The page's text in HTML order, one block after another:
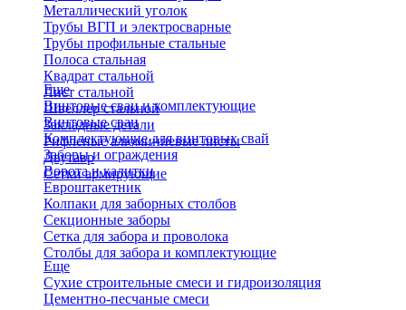
Металлический уголок
Трубы ВГП и электросварные
Трубы профильные стальные
Полоса стальная
Квадрат стальной
Лист стальной
Швеллер стальной
Закладные детали
Рифленые алюминиевые листы
Двутавр
Сетки армирующие
Еще
Винтовые сваи и комплектующие
Винтовые сваи
Комплектующие для винтовых свай
Заборы и ограждения
Ворота и калитки
Евроштакетник
Колпаки для заборных столбов
Секционные заборы
Сетка для забора и проволока
Столбы для забора и комплектующие
Еще
Сухие строительные смеси и гидроизоляция
Цементно-песчаные смеси